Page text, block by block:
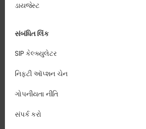
ડાયજેસ્ટ
સંબંધિત લિંક
SIP કેલ્ક્યુલેટર
નિફ્ટી ઑપ્શન ચેન
ગોપનીયતા નીતિ
સંપર્ક કરો